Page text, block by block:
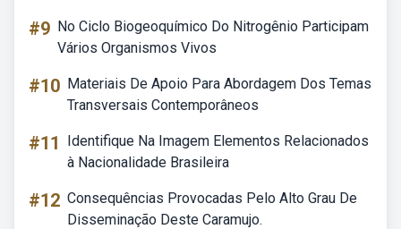
#9 No Ciclo Biogeoquímico Do Nitrogênio Participam
Vários Organismos Vivos
#10 Materiais De Apoio Para Abordagem Dos Temas
Transversais Contemporâneos
#11
Identifique Na Imagem Elementos Relacionados
à Nacionalidade Brasileira
#12 Consequências Provocadas Pelo Alto Grau De
Disseminação Deste Caramujo.